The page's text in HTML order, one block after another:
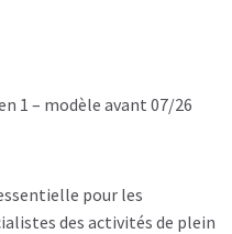
1 – modèle avant 07/26
pour les
des activités de plein